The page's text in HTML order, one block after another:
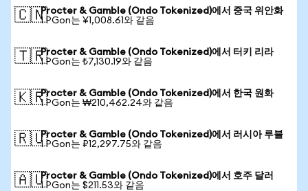
🇨🇳Procter & Gamble (Ondo Tokenized)에서 중국 위안화
1 PGon는 ¥1,008.61와 같음
🇹🇷Procter & Gamble (Ondo Tokenized)에서 터키 리라
1 PGon는 ₺7,130.19와 같음
🇰🇷Procter & Gamble (Ondo Tokenized)에서 한국 원화
1 PGon는 ₩210,462.24와 같음
🇷🇺Procter & Gamble (Ondo Tokenized)에서 러시아 루블
1 PGon는 ₽12,297.75와 같음
🇦🇺Procter & Gamble (Ondo Tokenized)에서 호주 달러
1 PGon는 $211.53와 같음